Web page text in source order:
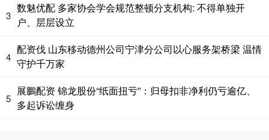
3
数魅优配 多家协会学会规范整顿分支机构: 不得单独开
户、层层设立
4
配资伐 山东移动德州公司宁津分公司以心服务架桥梁 温情
守护千万家
5
展鵬配资 锦龙股份“纸面扭亏”：归母扣非净利仍亏逾亿、
多起诉讼缠身